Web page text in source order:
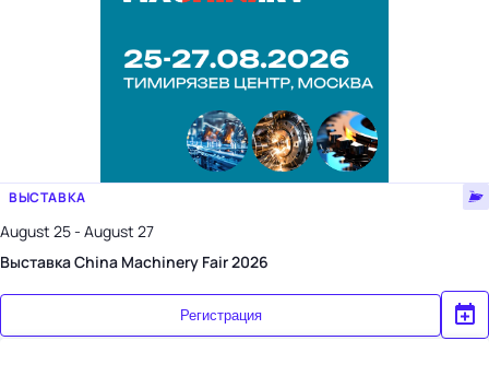
ВЫСТАВКА
August 25 - August 27
Выставка China Machinery Fair 2026
Регистрация